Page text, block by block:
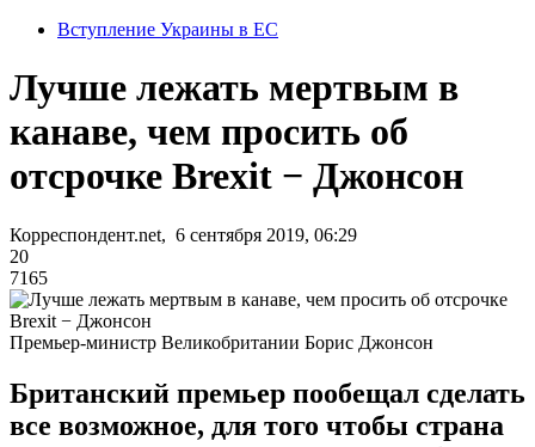
Вступление Украины в ЕС
Лучше лежать мертвым в
канаве, чем просить об
отсрочке Brexit − Джонсон
Корреспондент.net, 6 сентября 2019, 06:29
20
7165
Премьер-министр Великобритании Борис Джонсон
Британский премьер пообещал сделать
все возможное, для того чтобы страна